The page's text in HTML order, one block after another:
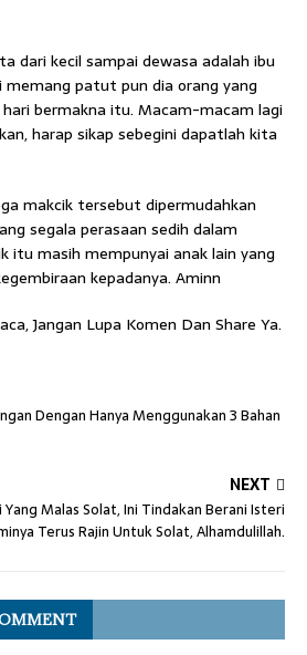
dari kecil sampai dewasa adalah ibu
memang patut pun dia orang yang
bermakna itu. Macam-macam lagi
harap sikap sebegini dapatlah kita
makcik tersebut dipermudahkan
segala perasaan sedih dalam
itu masih mempunyai anak lain yang
kepadanya. Aminn
Jangan Lupa Komen Dan Share Ya.
Dengan Hanya Menggunakan 3 Bahan
NEXT
Malas Solat, Ini Tindakan Berani Isteri
Terus Rajin Untuk Solat, Alhamdulillah.